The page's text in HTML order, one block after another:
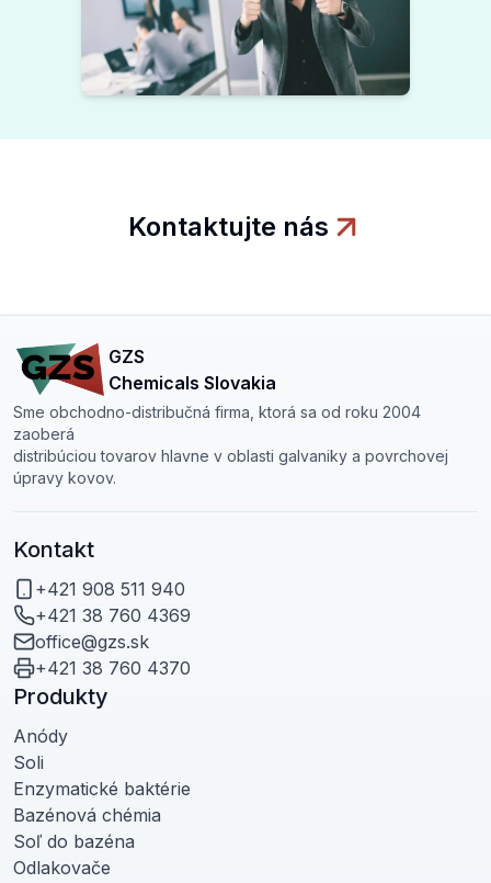
Kontaktujte nás
GZS
Chemicals Slovakia
Sme obchodno-distribučná firma, ktorá sa od roku 2004
zaoberá
distribúciou tovarov hlavne v oblasti galvaniky a povrchovej
úpravy kovov.
Kontakt
+421 908 511 940
+421 38 760 4369
office@gzs.sk
+421 38 760 4370
Produkty
Anódy
Soli
Enzymatické baktérie
Bazénová chémia
Soľ do bazéna
Odlakovače